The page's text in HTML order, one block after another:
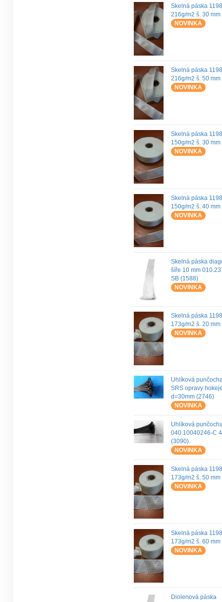
Skelná páska
216g/m2 š. 30 mm
NOVINKA
Skelná páska
216g/m2 š. 50 mm
NOVINKA
Skelná páska
150g/m2 š. 30 mm
NOVINKA
Skelná páska
150g/m2 š. 40 mm
NOVINKA
Skelná páska
šíře 10 mm
SB (1588)
NOVINKA
Skelná páska
173g/m2 š. 20 mm
NOVINKA
Uhlíková
SRS opravy
d=30mm (2746)
NOVINKA
Uhlíková
040.10040246-C
(3090).
NOVINKA
Skelná páska
173g/m2 š. 50 mm
NOVINKA
Skelná páska
173g/m2 š. 60 mm
NOVINKA
Diolenová páska